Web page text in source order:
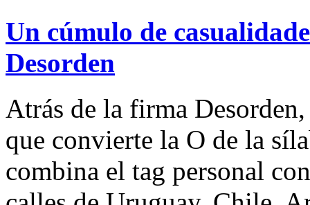
Un cúmulo de
Desorden
Atrás de la firma
que convierte la O de la
combina el tag personal